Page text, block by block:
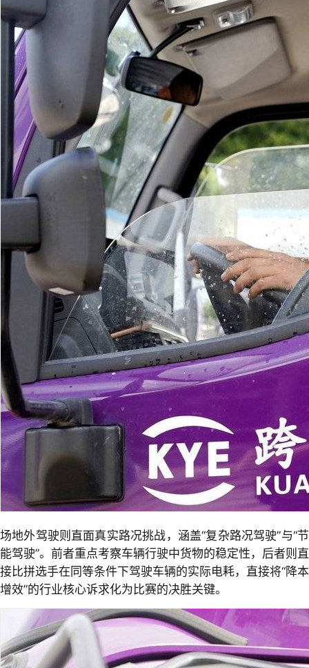
场地外驾驶则直面真实路况挑战，涵盖“复杂路况驾驶”与“节
能驾驶”。前者重点考察车辆行驶中货物的稳定性，后者则直
接比拼选手在同等条件下驾驶车辆的实际电耗，直接将“降本
增效”的行业核心诉求化为比赛的决胜关键。